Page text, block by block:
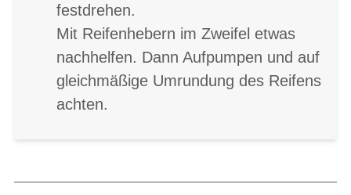
festdrehen.
Mit Reifenhebern im Zweifel etwas
nachhelfen. Dann Aufpumpen und auf
gleichmäßige Umrundung des Reifens
achten.